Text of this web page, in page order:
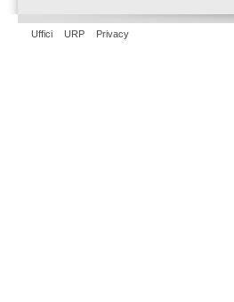
Uffici URP Privacy